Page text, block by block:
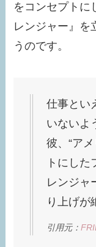
をコンセプトに
レンジャー』を
うのです。
仕事とい
いないよ
彼、“ア
トにした
レンジャ
り上げが
引用元：